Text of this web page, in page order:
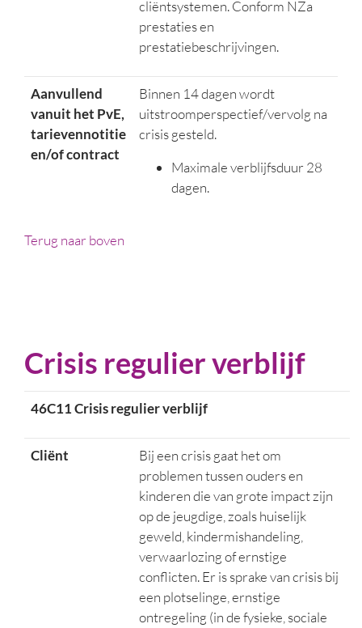
cliëntsystemen. Conform NZa
prestaties en
prestatiebeschrijvingen.
Aanvullend
vanuit het PvE,
tarievennotitie
en/of contract
Binnen 14 dagen wordt
uitstroomperspectief/vervolg na
crisis gesteld.
Maximale verblijfsduur 28
dagen.
Terug naar boven
Crisis regulier verblijf
46C11 Crisis regulier verblijf
Cliënt
Bij een crisis gaat het om
problemen tussen ouders en
kinderen die van grote impact zijn
op de jeugdige, zoals huiselijk
geweld, kindermishandeling,
verwaarlozing of ernstige
conflicten. Er is sprake van crisis bij
een plotselinge, ernstige
ontregeling (in de fysieke, sociale